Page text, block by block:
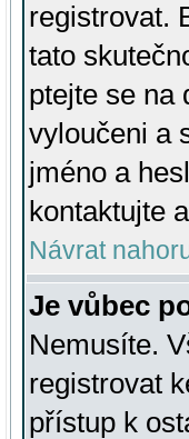
registrovat.
tato
ptejte se na
vyloučeni a
jméno a
kontaktujte
Návrat
Je vůbec
Nemusíte.
registrovat
přístup k